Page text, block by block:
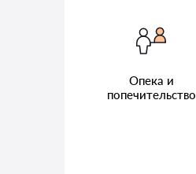
Опека и
попечительство